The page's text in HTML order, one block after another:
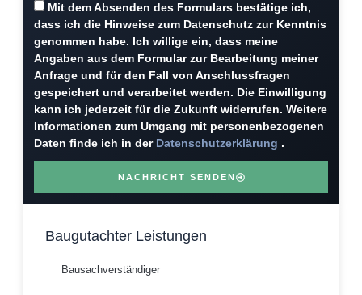
Mit dem Absenden des Formulars bestätige ich,
dass ich die Hinweise zum Datenschutz zur Kenntnis
genommen habe. Ich willige ein, dass meine
Angaben aus dem Formular zur Bearbeitung meiner
Anfrage und für den Fall von Anschlussfragen
gespeichert und verarbeitet werden. Die Einwilligung
kann ich jederzeit für die Zukunft widerrufen. Weitere
Informationen zum Umgang mit personenbezogenen
Daten finde ich in der Datenschutzerklärung .
NACHRICHT SENDEN
Baugutachter Leistungen
Bausachverständiger